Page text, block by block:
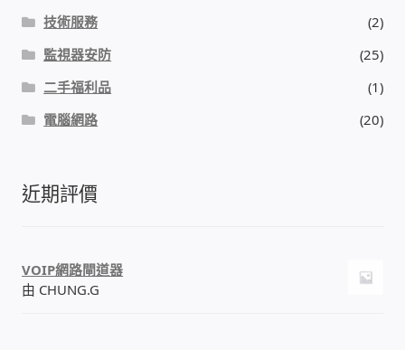
技術服務
(2)
監視器安防
(25)
二手福利品
(1)
電腦網路
(20)
近期評價
VOIP網路閘道器
由 CHUNG.G